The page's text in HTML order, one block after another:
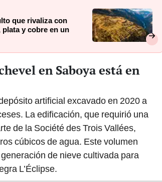
que rivaliza con
plata y cobre en un
en Saboya está en
artificial excavado en 2020 a
La edificación, que requirió una
de la Société des Trois Vallées,
cúbicos de agua. Este volumen
de nieve cultivada para
L’Éclipse.